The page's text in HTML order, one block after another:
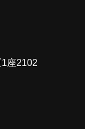
座2102